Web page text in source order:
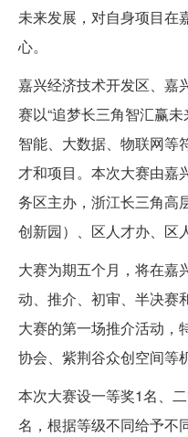
未来发展，对自身项目在
心。
嘉兴经济技术开发区、嘉
赛以“追梦长三角智汇赢
智能、大数据、物联网等
才和项目。本次大赛由嘉
务区主办，浙江长三角高
创新园）、区人才办、区
大赛为期五个月，将在嘉
动、推介、初审、半决赛
大赛的第一场推介活动，
协会、紫荆谷众创空间等
本次大赛设一等奖1名、
名，根据等级不同给予不